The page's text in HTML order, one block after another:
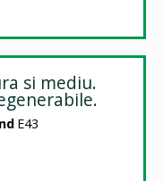
si mediu.
E43